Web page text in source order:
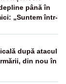
până în
„Suntem într-
după atacul
din nou în